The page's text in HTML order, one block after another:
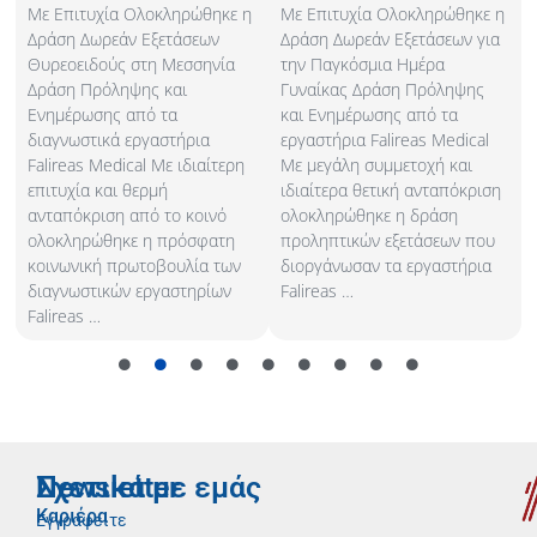
Με Επιτυχία Ολοκληρώθηκε η
Δράση Δωρεάν Εξετάσεων
Θυρεοειδούς στη Μεσσηνία
Δράση Πρόληψης και
Ενημέρωσης από τα
διαγνωστικά εργαστήρια
Falireas Medical Με ιδιαίτερη
επιτυχία και θερμή
ανταπόκριση από το κοινό
ολοκληρώθηκε η πρόσφατη
κοινωνική πρωτοβουλία των
διαγνωστικών εργαστηρίων
Falireas …
Με Επιτυχία Ολοκληρώθηκε η
Δράση Δωρεάν Εξετάσεων για
την Παγκόσμια Ημέρα
Γυναίκας Δράση Πρόληψης
και Ενημέρωσης από τα
εργαστήρια Falireas Medical
Με μεγάλη συμμετοχή και
ιδιαίτερα θετική ανταπόκριση
ολοκληρώθηκε η δράση
προληπτικών εξετάσεων που
διοργάνωσαν τα εργαστήρια
Falireas …
Newsletter
Εγγραφείτε
Σχετικά με εμάς
Καριέρα